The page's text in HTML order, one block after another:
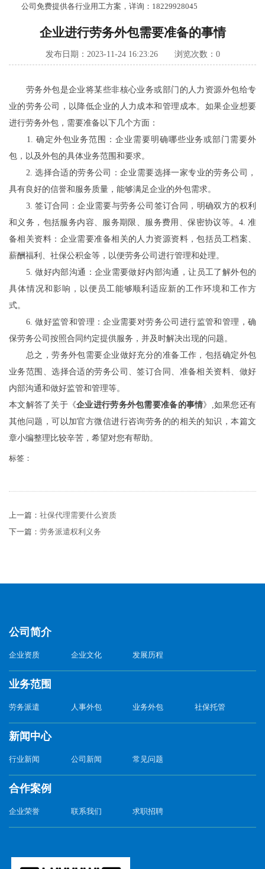
公司免费提供各行业用工方案，详询：18229928045
企业进行劳务外包需要准备的事情
发布日期：2023-11-24 16:23:26 浏览次数： 0
劳务外包是企业将某些非核心业务或部门的人力资源外包给专
业的劳务公司，以降低企业的人力成本和管理成本。如果企业想要
进行劳务外包，需要准备以下几个方面：
1. 确定外包业务范围：企业需要明确哪些业务或部门需要外
包，以及外包的具体业务范围和要求。
2. 选择合适的劳务公司：企业需要选择一家专业的劳务公司，
具有良好的信誉和服务质量，能够满足企业的外包需求。
3. 签订合同：企业需要与劳务公司签订合同，明确双方的权利
和义务，包括服务内容、服务期限、服务费用、保密协议等。4. 准
备相关资料：企业需要准备相关的人力资源资料，包括员工档案、
薪酬福利、社保公积金等，以便劳务公司进行管理和处理。
5. 做好内部沟通：企业需要做好内部沟通，让员工了解外包的
具体情况和影响，以便员工能够顺利适应新的工作环境和工作方
式。
6. 做好监管和管理：企业需要对劳务公司进行监管和管理，确
保劳务公司按照合同约定提供服务，并及时解决出现的问题。
总之，劳务外包需要企业做好充分的准备工作，包括确定外包
业务范围、选择合适的劳务公司、签订合同、准备相关资料、做好
内部沟通和做好监管和管理等。
本文解答了关于《企业进行劳务外包需要准备的事情》,如果您还有
其他问题，可以加官方微信进行咨询劳务的的相关的知识，本篇文
章小编整理比较辛苦，希望对您有帮助。
标签：
上一篇： 社保代理需要什么资质
下一篇： 劳务派遣权利义务
公司简介
企业资质 企业文化 发展历程
业务范围
劳务派遣 人事外包 业务外包 社保托管
新闻中心
行业新闻 公司新闻 常见问题
合作案例
企业荣誉 联系我们 求职招聘